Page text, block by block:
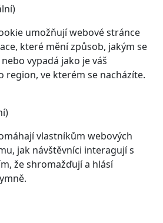
umožňují webové stránce
které mění způsob, jakým se
vypadá jako je váš
region, ve kterém se nacházíte.
vlastníkům webových
jak návštěvníci interagují s
že shromažďují a hlásí